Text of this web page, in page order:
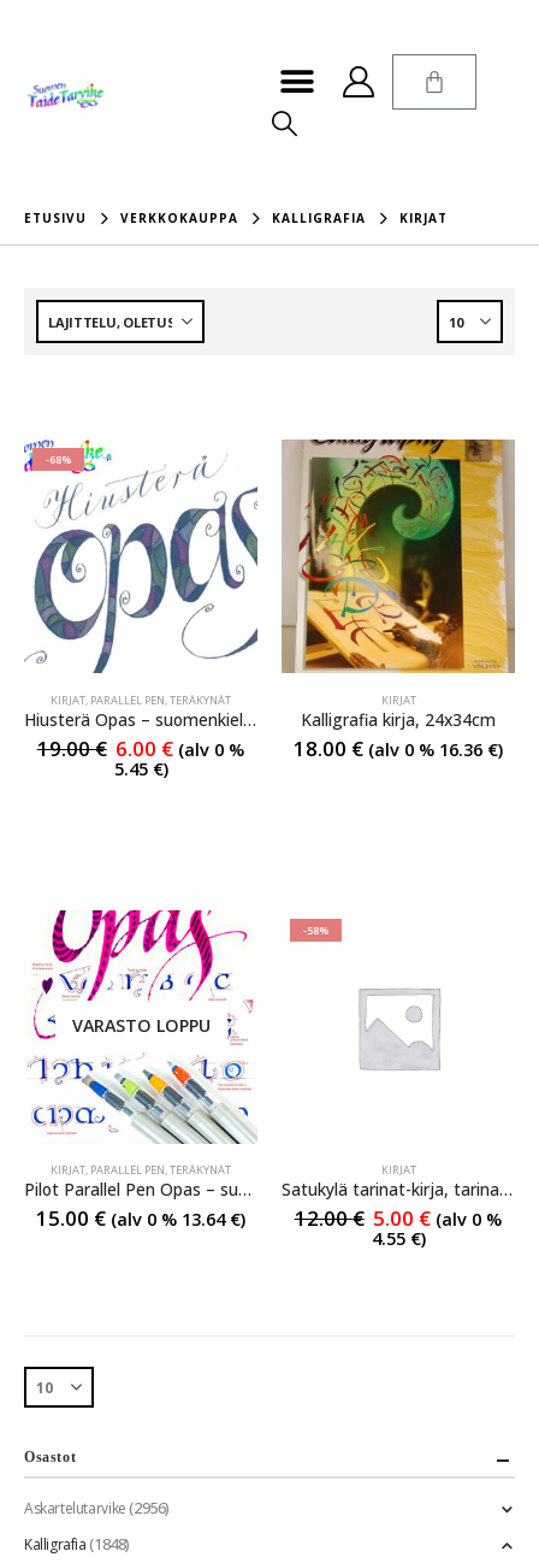
ETUSIVU VERKKOKAUPPA KALLIGRAFIA KIRJAT
-68%
KIRJAT, PARALLEL PEN,TERÄKYNÄT
Hiusterä Opas – suomenkielinen
19.00€ 6.00 € (alv 0 %
5.45 €)
KIRJAT
Kalligrafia kirja, 24x34cm
18.00 € (alv 0 % 16.36 €)
VARASTO LOPPU
KIRJAT, PARALLEL PEN,TERÄKYNÄT
Pilot Parallel Pen Opas – suomenkielinen
15.00 € (alv 0 % 13.64 €)
-58%
KIRJAT
Satukylä tarinat-kirja, tarinan ohessa akvarellejä ja kalligrafiaa 8 eri tyylillä
12.00€ 5.00 € (alv 0 %
4.55 €)
Osastot
Askartelutarvike(2956)
Kalligrafia(1848)